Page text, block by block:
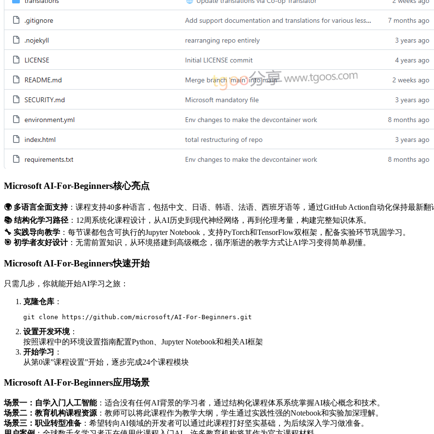
Microsoft AI-For-Beginners核心亮点
🌍 多语言全面支持：课程支持40多种语言，包括中文、日语、韩语、法语、西班牙语等，通过GitHub Action自动化保持最新翻
📚 结构化学习路径 ：12周系统化课程设计，从AI历史到现代神经网络，再到伦理考量，构建完整知识体系。
🔧 实践导向教学 ：每节课都包含可执行的Jupyter Notebook，支持PyTorch和TensorFlow双框架，配备实验环节巩固学习。
🎯 初学者友好设计：无需前置知识，从环境搭建到高级概念，循序渐进的教学方式让AI学习变得简单易懂。
Microsoft AI-For-Beginners快速开始
只需几步，你就能开始AI学习之旅：
克隆仓库 ：
git clone https://github.com/microsoft/AI-For-Beginners.git
设置开发环境：
按照课程中的环境设置指南配置Python、Jupyter Notebook和相关AI框架
开始学习 ：
从第0课”课程设置”开始，逐步完成24个课程模块
Microsoft AI-For-Beginners应用场景
场景一：自学入门人工智能：适合没有任何AI背景的学习者，通过结构化课程体系系统掌握AI核心概念和技术。
场景二：教育机构课程资源 ：教师可以将此课程作为教学大纲，学生通过实践性强的Notebook和实验加深理解。
场景三：职业转型准备 ：希望转向AI领域的开发者可以通过此课程打好坚实基础，为后续深入学习做准备。